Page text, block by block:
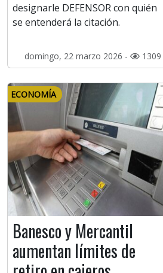
designarle DEFENSOR con quién
se entenderá la citación.
domingo, 22 marzo 2026 - 1309
ECONOMÍA
Banesco y Mercantil
aumentan límites de